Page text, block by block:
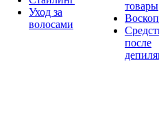
Уход за
волосами
товары
после